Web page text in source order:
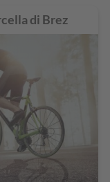
di Brez